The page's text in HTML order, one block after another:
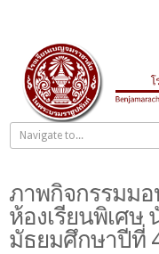
ภาพกิจกรรมม
ห้องเรียนพิเศษ
มัธยมศึกษาปีที่